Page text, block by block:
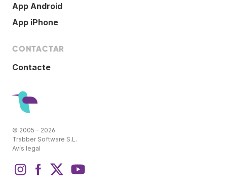
App Android
App iPhone
CONTACTAR
Contacte
© 2005 - 2026
Trabber Software S.L.
Avís legal